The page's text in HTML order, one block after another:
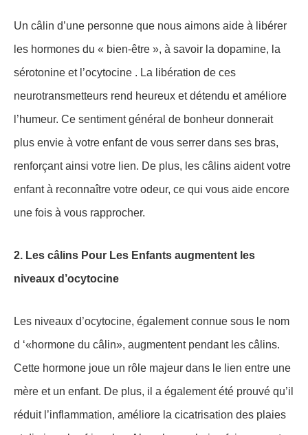
Un câlin d’une personne que nous aimons aide à libérer
les hormones du « bien-être », à savoir la dopamine, la
sérotonine et l’ocytocine . La libération de ces
neurotransmetteurs rend heureux et détendu et améliore
l’humeur. Ce sentiment général de bonheur donnerait
plus envie à votre enfant de vous serrer dans ses bras,
renforçant ainsi votre lien. De plus, les câlins aident votre
enfant à reconnaître votre odeur, ce qui vous aide encore
une fois à vous rapprocher.
2. Les câlins Pour Les Enfants augmentent les
niveaux d’ocytocine
Les niveaux d’ocytocine, également connue sous le nom
d ‘«hormone du câlin», augmentent pendant les câlins.
Cette hormone joue un rôle majeur dans le lien entre une
mère et un enfant. De plus, il a également été prouvé qu’il
réduit l’inflammation, améliore la cicatrisation des plaies